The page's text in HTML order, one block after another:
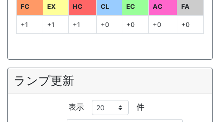
FC EX HC CL EC AC FA
+1 +1 +1 +0 +0 +0 +0
ランプ更新
表示 件